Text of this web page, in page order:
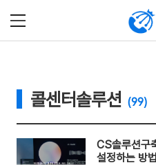
메뉴
콜센터솔루션 (99)
CS솔루션구
설정하는 방